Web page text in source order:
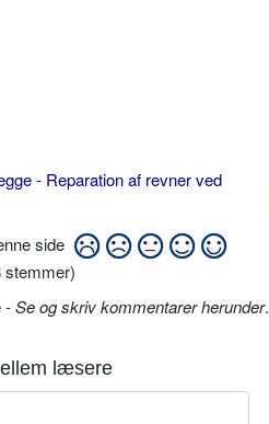
- Reparation af revner ved
side
stemmer)
-Se og skriv kommentarer herunder.
læsere